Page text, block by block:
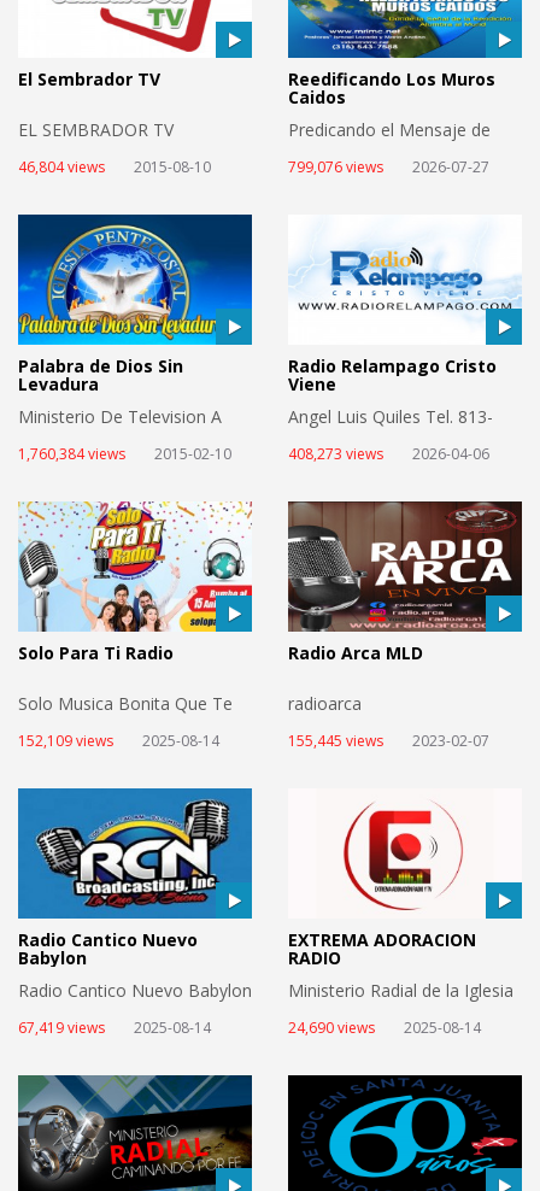
El Sembrador TV
EL SEMBRADOR TV
46,804 views 2015-08-10
Reedificando Los Muros
Caidos
Predicando el Mensaje de
799,076 views 2026-07-27
Palabra de Dios Sin
Levadura
Ministerio De Television A
1,760,384 views 2015-02-10
Radio Relampago Cristo
Viene
Angel Luis Quiles Tel. 813-
408,273 views 2026-04-06
Solo Para Ti Radio
Solo Musica Bonita Que Te
152,109 views 2025-08-14
Radio Arca MLD
radioarca
155,445 views 2023-02-07
Radio Cantico Nuevo
Babylon
Radio Cantico Nuevo Babylon
67,419 views 2025-08-14
EXTREMA ADORACION
RADIO
Ministerio Radial de la Iglesia
Abundante
24,690 views 2025-08-14